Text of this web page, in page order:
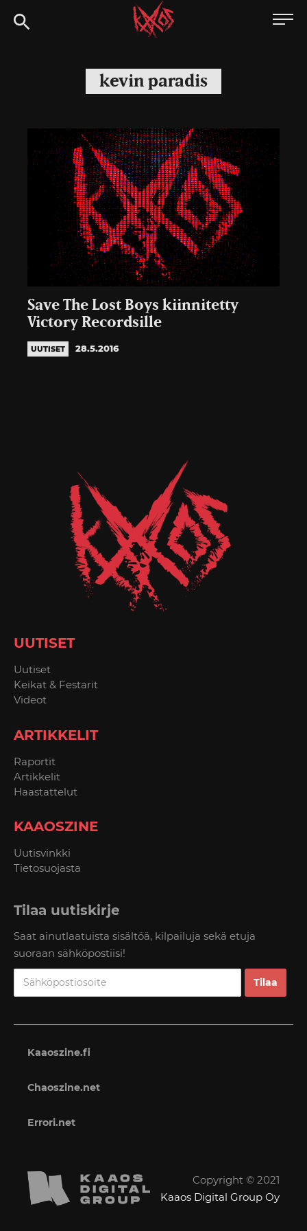
Siirry
suoraan
Kaaoszine
kevin paradis
Save The Lost Boys kiinnitetty
Victory Recordsille
UUTISET 28.5.2016
UUTISET
Uutiset
Keikat & Festarit
Videot
ARTIKKELIT
Raportit
Artikkelit
Haastattelut
KAAOSZINE
Uutisvinkki
Tietosuojasta
Tilaa uutiskirje
Saat ainutlaatuista sisältöä, kilpailuja sekä etuja
suoraan sähköpostiisi!
Kaaoszine.fi
Chaoszine.net
Errori.net
Copyright © 2021
Kaaos Digital Group Oy